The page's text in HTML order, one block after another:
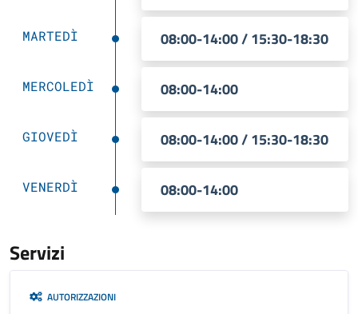
MARTEDÌ 08:00-14:00 / 15:30-18:30
MERCOLEDÌ 08:00-14:00
GIOVEDÌ 08:00-14:00 / 15:30-18:30
VENERDÌ 08:00-14:00
Servizi
AUTORIZZAZIONI